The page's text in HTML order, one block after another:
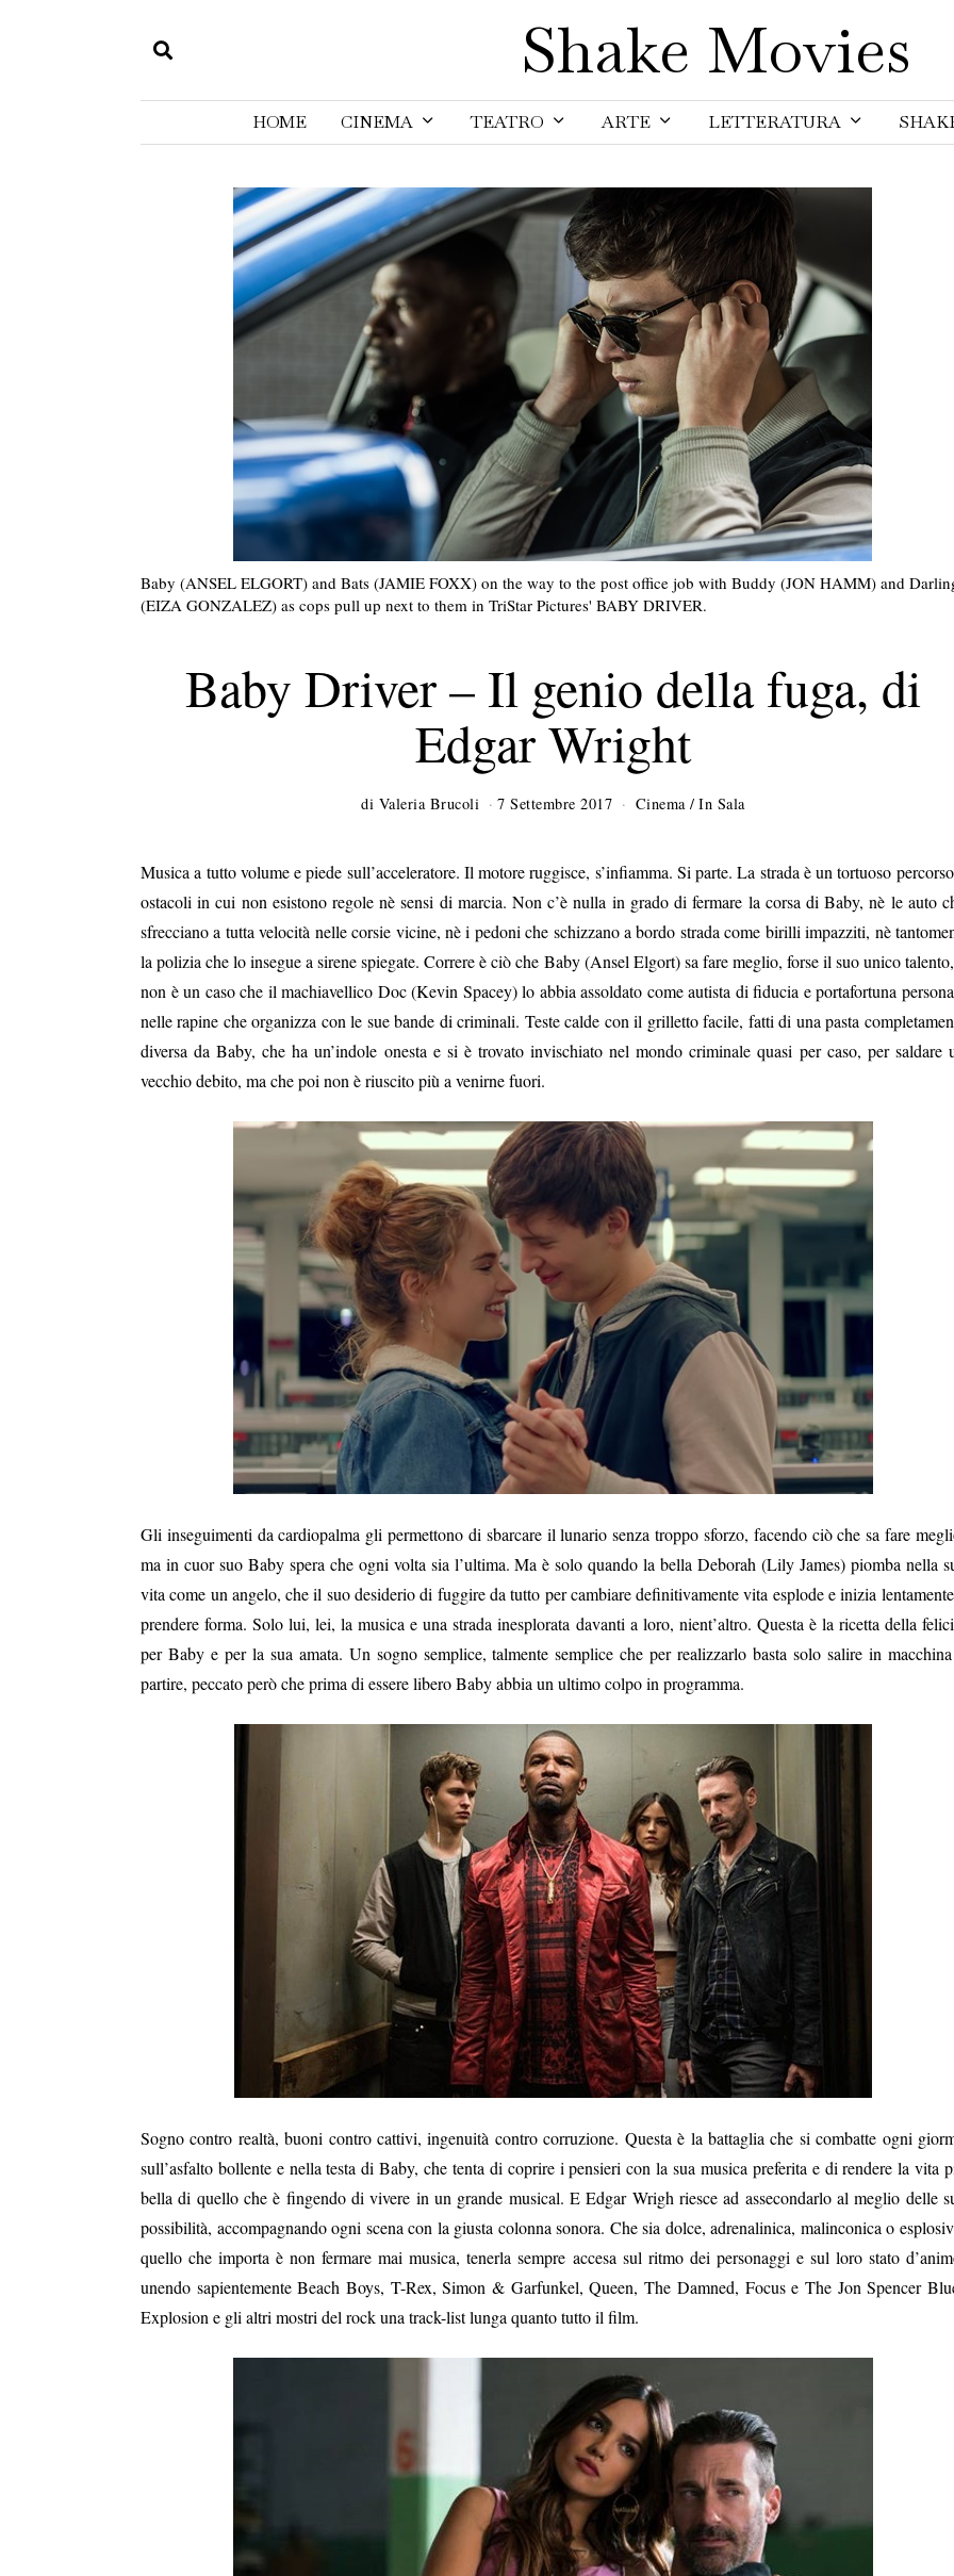
Shake Movies
HOME CINEMA TEATRO ARTE LETTERATURA
Baby (ANSEL ELGORT) and Bats (JAMIE FOXX) on the way to the post office job with Buddy (JON HAMM) and
(EIZA GONZALEZ) as cops pull up next to them in TriStar Pictures' BABY DRIVER.
Baby Driver – Il genio della fuga, di
Edgar Wright
di Valeria Brucoli 7 Settembre 2017
t
o
b
e
2
0
7
Cinema / In Sala
Musica a tutto volume e piede sull’acceleratore. Il motore ruggisce, s’infiamma. Si parte. La strada è un tortuoso
ostacoli in cui non esistono regole nè sensi di marcia. Non c’è nulla in grado di fermare la corsa di Baby, nè le auto
sfrecciano a tutta velocità nelle corsie vicine, nè i pedoni che schizzano a bordo strada come birilli impazziti, nè
la polizia che lo insegue a sirene spiegate. Correre è ciò che Baby (Ansel Elgort) sa fare meglio, forse il suo unico
non è un caso che il machiavellico Doc (Kevin Spacey) lo abbia assoldato come autista di fiducia e portafortuna
nelle rapine che organizza con le sue bande di criminali. Teste calde con il grilletto facile, fatti di una pasta
diversa da Baby, che ha un’indole onesta e si è trovato invischiato nel mondo criminale quasi per caso, per saldare
vecchio debito, ma che poi non è riuscito più a venirne fuori.
Gli inseguimenti da cardiopalma gli permettono di sbarcare il lunario senza troppo sforzo, facendo ciò che sa fare
ma in cuor suo Baby spera che ogni volta sia l’ultima. Ma è solo quando la bella Deborah (Lily James) piomba nella
vita come un angelo, che il suo desiderio di fuggire da tutto per cambiare definitivamente vita esplode e inizia
prendere forma. Solo lui, lei, la musica e una strada inesplorata davanti a loro, nient’altro. Questa è la ricetta della
per Baby e per la sua amata. Un sogno semplice, talmente semplice che per realizzarlo basta solo salire in
partire, peccato però che prima di essere libero Baby abbia un ultimo colpo in programma.
Sogno contro realtà, buoni contro cattivi, ingenuità contro corruzione. Questa è la battaglia che si combatte ogni
sull’asfalto bollente e nella testa di Baby, che tenta di coprire i pensieri con la sua musica preferita e di rendere la vita
bella di quello che è fingendo di vivere in un grande musical. E Edgar Wrigh riesce ad assecondarlo al meglio delle
possibilità, accompagnando ogni scena con la giusta colonna sonora. Che sia dolce, adrenalinica, malinconica o
quello che importa è non fermare mai musica, tenerla sempre accesa sul ritmo dei personaggi e sul loro stato
unendo sapientemente Beach Boys, T-Rex, Simon & Garfunkel, Queen, The Damned, Focus e The Jon Spencer
Explosion e gli altri mostri del rock una track-list lunga quanto tutto il film.